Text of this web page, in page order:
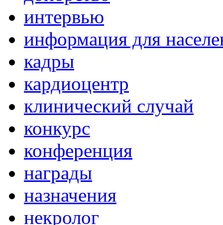
интервью
информация для
кадры
кардиоцентр
клинический случай
конкурс
конференция
награды
назначения
некролог